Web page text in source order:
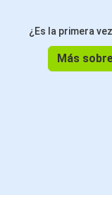
¿Es la primera
Más